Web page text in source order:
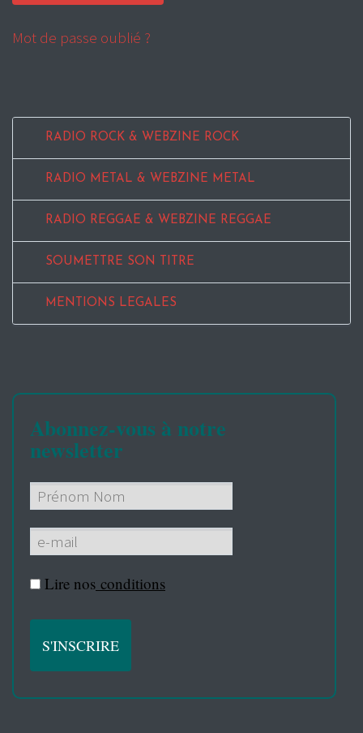
Mot de passe oublié ?
RADIO ROCK & WEBZINE ROCK
RADIO METAL & WEBZINE METAL
RADIO REGGAE & WEBZINE REGGAE
SOUMETTRE SON TITRE
MENTIONS LEGALES
Abonnez-vous à notre
newsletter
Lire nos conditions